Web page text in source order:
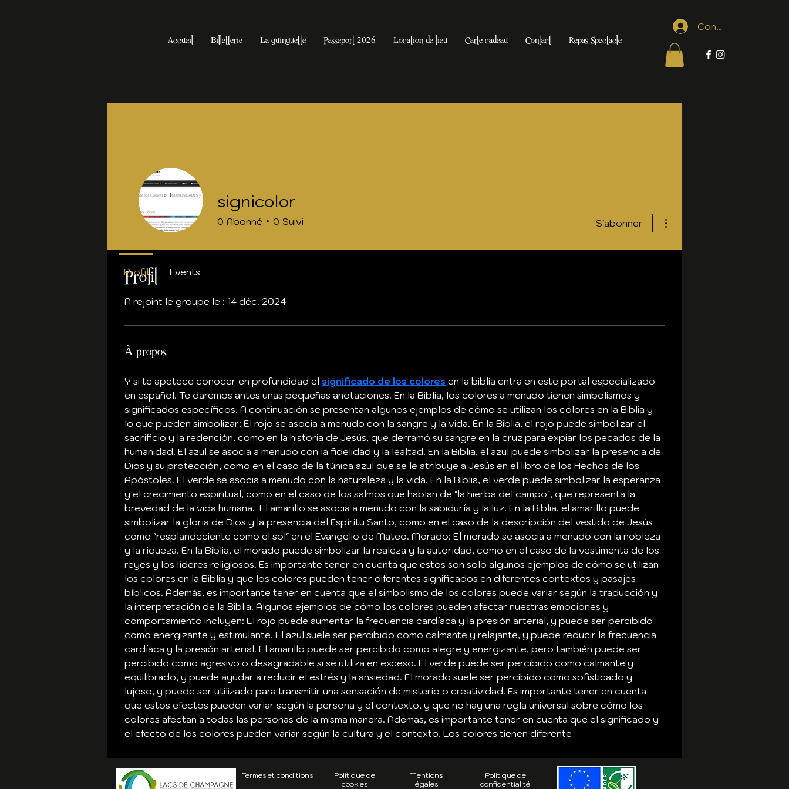
Connexion
Accueil Billetterie La guinguette Passeport 2026 Location de lieu Carte cadeau Contact Repas Spectacle
Profil
A rejoint le groupe le : 14 déc. 2024
À propos
Y si te apetece conocer en profundidad el significado de los colores en la biblia entra en este portal especializado
en español. Te daremos antes unas pequeñas anotaciones. En la Biblia, los colores a menudo tienen simbolismos y
significados específicos. A continuación se presentan algunos ejemplos de cómo se utilizan los colores en la Biblia y
lo que pueden simbolizar: El rojo se asocia a menudo con la sangre y la vida. En la Biblia, el rojo puede simbolizar el
sacrificio y la redención, como en la historia de Jesús, que derramó su sangre en la cruz para expiar los pecados de la
humanidad. El azul se asocia a menudo con la fidelidad y la lealtad. En la Biblia, el azul puede simbolizar la presencia de
Dios y su protección, como en el caso de la túnica azul que se le atribuye a Jesús en el libro de los Hechos de los
Apóstoles. El verde se asocia a menudo con la naturaleza y la vida. En la Biblia, el verde puede simbolizar la esperanza
y el crecimiento espiritual, como en el caso de los salmos que hablan de "la hierba del campo", que representa la
brevedad de la vida humana.  El amarillo se asocia a menudo con la sabiduría y la luz. En la Biblia, el amarillo puede
simbolizar la gloria de Dios y la presencia del Espíritu Santo, como en el caso de la descripción del vestido de Jesús
como "resplandeciente como el sol" en el Evangelio de Mateo. Morado: El morado se asocia a menudo con la nobleza
y la riqueza. En la Biblia, el morado puede simbolizar la realeza y la autoridad, como en el caso de la vestimenta de los
reyes y los líderes religiosos. Es importante tener en cuenta que estos son solo algunos ejemplos de cómo se utilizan
los colores en la Biblia y que los colores pueden tener diferentes significados en diferentes contextos y pasajes
bíblicos. Además, es importante tener en cuenta que el simbolismo de los colores puede variar según la traducción y
la interpretación de la Biblia. Algunos ejemplos de cómo los colores pueden afectar nuestras emociones y
comportamiento incluyen: El rojo puede aumentar la frecuencia cardíaca y la presión arterial, y puede ser percibido
como energizante y estimulante. El azul suele ser percibido como calmante y relajante, y puede reducir la frecuencia
cardíaca y la presión arterial. El amarillo puede ser percibido como alegre y energizante, pero también puede ser
percibido como agresivo o desagradable si se utiliza en exceso. El verde puede ser percibido como calmante y
equilibrado, y puede ayudar a reducir el estrés y la ansiedad. El morado suele ser percibido como sofisticado y
lujoso, y puede ser utilizado para transmitir una sensación de misterio o creatividad. Es importante tener en cuenta
que estos efectos pueden variar según la persona y el contexto, y que no hay una regla universal sobre cómo los
colores afectan a todas las personas de la misma manera. Además, es importante tener en cuenta que el significado y
el efecto de los colores pueden variar según la cultura y el contexto. Los colores tienen diferente
signicolor
0 Abonné 0 Suivi S'abonner
Profil Events
Termes et conditions
Politique de
cookies
Mentions
légales
Politique de
confidentialité